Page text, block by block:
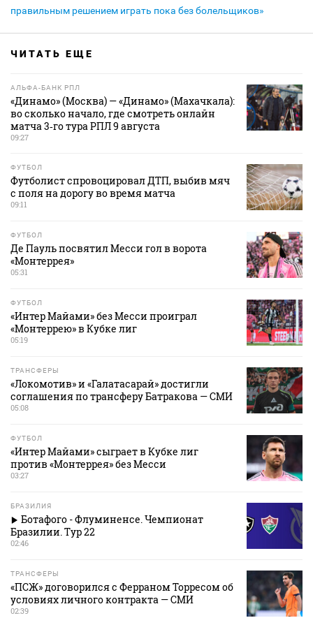
правильным решением играть пока без болельщиков»
ЧИТАТЬ ЕЩЕ
АЛЬФА-БАНК РПЛ
«Динамо» (Москва) — «Динамо» (Махачкала):
во сколько начало, где смотреть онлайн
матча 3‑го тура РПЛ 9 августа
09:27
ФУТБОЛ
Футболист спровоцировал ДТП, выбив мяч
с поля на дорогу во время матча
09:11
ФУТБОЛ
Де Пауль посвятил Месси гол в ворота
«Монтеррея»
05:31
ФУТБОЛ
«Интер Майами» без Месси проиграл
«Монтеррею» в Кубке лиг
05:19
ТРАНСФЕРЫ
«Локомотив» и «Галатасарай» достигли
соглашения по трансферу Батракова — СМИ
05:08
ФУТБОЛ
«Интер Майами» сыграет в Кубке лиг
против «Монтеррея» без Месси
03:27
БРАЗИЛИЯ
Ботафого - Флуминенсе. Чемпионат
Бразилии. Тур 22
02:46
ТРАНСФЕРЫ
«ПСЖ» договорился с Ферраном Торресом об
условиях личного контракта — СМИ
02:39